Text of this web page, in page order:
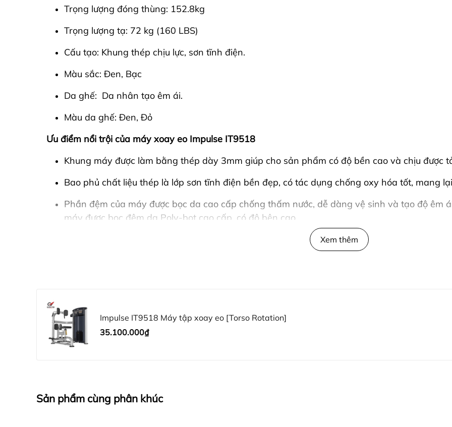
Trọng lượng đóng thùng: 152.8kg
Trọng lượng tạ: 72 kg (160 LBS)
Cấu tạo: Khung thép chịu lực, sơn tĩnh điện.
Màu sắc: Đen, Bạc
Da ghế: Da nhân tạo êm ái.
Màu da ghế: Đen, Đỏ
Ưu điểm nổi trội của máy xoay eo Impulse IT9518
Khung máy được làm bằng thép dày 3mm giúp cho sản phẩm có độ bền cao và chịu được
Bao phủ chất liệu thép là lớp sơn tĩnh điện bền đẹp, có tác dụng chống oxy hóa tốt, mang
Phần đệm của máy được bọc da cao cấp chống thấm nước, dễ dàng vệ sinh và tạo độ êm
máy được bọc đệm da Poly-bọt cao cấp, có độ bên cao.
Tháp tạ còn trang bị tấm che ABS trong suốt có độ dày 3,2mm đảm bảo độ bền và chống
Máy Impulse IT95 đáp ứng quy định an toàn EN957.
Chức năng và lợi ích của máy xoay eo Impulse IT9518
IT9518 cũng được nhiều người biết đến là dòng máy tập cơ bụng hiệu quả, có chức năng
Xem thêm
Impulse IT9518 Máy tập xoay eo [Torso Rotation]
35.100.000₫
Sản phẩm cùng phân khúc